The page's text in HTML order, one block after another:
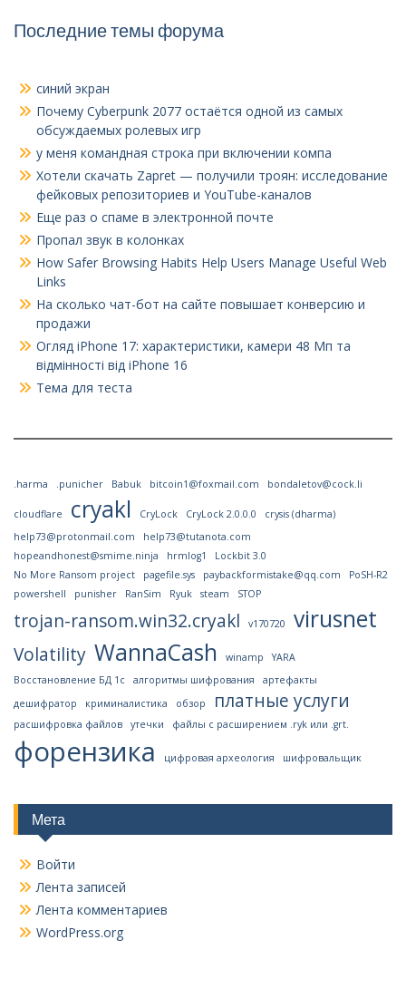
Последние темы форума
синий экран
Почему Cyberpunk 2077 остаётся одной из самых
обсуждаемых ролевых игр
у меня командная строка при включении компа
Хотели скачать Zapret — получили троян: исследование
фейковых репозиториев и YouTube-каналов
Еще раз о спаме в электронной почте
Пропал звук в колонках
How Safer Browsing Habits Help Users Manage Useful Web
Links
На сколько чат-бот на сайте повышает конверсию и
продажи
Огляд iPhone 17: характеристики, камери 48 Мп та
відмінності від iPhone 16
Тема для теста
.harma .punicher Babuk bitcoin1@foxmail.com bondaletov@cock.li
cloudflare cryakl CryLock CryLock 2.0.0.0
crysis (dharma)
help73@protonmail.com
help73@tutanota.com
hopeandhonest@smime.ninja
hrmlog1
Lockbit 3.0
No More Ransom project
pagefile.sys paybackformistake@qq.com
PoSH-R2
powershell
punisher RanSim Ryuk steam STOP
trojan-ransom.win32.cryakl v170720 virusnet
Volatility WannaCash winamp
YARA
Восстановление БД 1с
алгоритмы шифрования
артефакты
дешифратор
криминалистика обзор платные услуги
расшифровка файлов утечки файлы с расширением .ryk или .grt.
форензика цифровая археология шифровальщик
Мета
Войти
Лента записей
Лента комментариев
WordPress.org